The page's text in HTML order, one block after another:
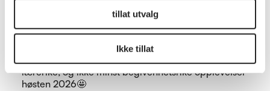
tillat utvalg
Ikke tillat
Arrangementer og aktiviteter
Hold av datoene, og bli med på både musikalske,
lærerike, og ikke minst begivenhetsrike opplevelser
høsten 2026🤩